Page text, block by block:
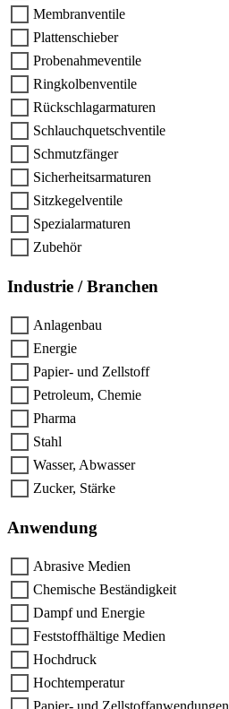
Membranventile
Plattenschieber
Probenahmeventile
Ringkolbenventile
Rückschlagarmaturen
Schlauchquetschventile
Schmutzfänger
Sicherheitsarmaturen
Sitzkegelventile
Spezialarmaturen
Zubehör
Industrie / Branchen
Anlagenbau
Energie
Papier- und Zellstoff
Petroleum, Chemie
Pharma
Stahl
Wasser, Abwasser
Zucker, Stärke
Anwendung
Abrasive Medien
Chemische Beständigkeit
Dampf und Energie
Feststoffhältige Medien
Hochdruck
Hochtemperatur
Papier- und Zellstoffanwendungen